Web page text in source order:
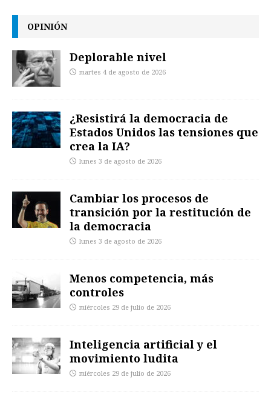
OPINIÓN
Deplorable nivel
martes 4 de agosto de 2026
¿Resistirá la democracia de
Estados Unidos las tensiones que
crea la IA?
lunes 3 de agosto de 2026
Cambiar los procesos de
transición por la restitución de
la democracia
lunes 3 de agosto de 2026
Menos competencia, más
controles
miércoles 29 de julio de 2026
Inteligencia artificial y el
movimiento ludita
miércoles 29 de julio de 2026